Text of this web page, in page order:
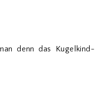
denn das Kugelkind-